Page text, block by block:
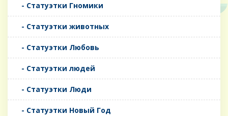
- Статуэтки Гномики
- Статуэтки животных
- Статуэтки Любовь
- Статуэтки людей
- Статуэтки Люди
- Статуэтки Новый Год